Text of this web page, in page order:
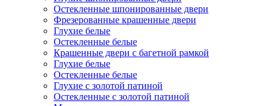
Остекленные шпонированные двери
Фрезерованные крашенные двери
Глухие белые
Остекленные белые
Крашенные двери с багетной рамкой
Глухие белые
Остекленные белые
Глухие с золотой патиной
Остекленные с золотой патиной